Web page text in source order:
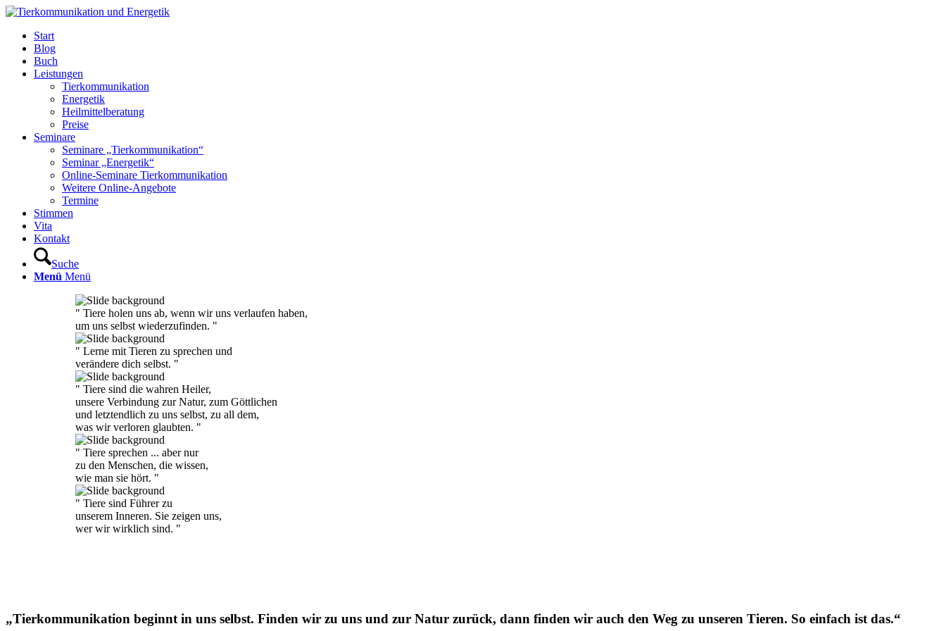
Start
Blog
Buch
Leistungen
Tierkommunikation
Energetik
Heilmittelberatung
Preise
Seminare
Seminare „Tierkommunikation“
Seminar „Energetik“
Online-Seminare Tierkommunikation
Weitere Online-Angebote
Termine
Stimmen
Vita
Kontakt
Suche
Menü Menü
" Tiere holen uns ab, wenn wir uns verlaufen haben,
um uns selbst wiederzufinden. "
" Lerne mit Tieren zu sprechen und
verändere dich selbst. "
" Tiere sind die wahren Heiler,
unsere Verbindung zur Natur, zum Göttlichen
und letztendlich zu uns selbst, zu all dem,
was wir verloren glaubten. "
" Tiere sprechen ... aber nur
zu den Menschen, die wissen,
wie man sie hört. "
" Tiere sind Führer zu
unserem Inneren. Sie zeigen uns,
wer wir wirklich sind. "
„Tierkommunikation beginnt in uns selbst. Finden wir zu uns und zur Natur zurück, dann finden wir auch den Weg zu unseren Tieren. So einfach ist das.“